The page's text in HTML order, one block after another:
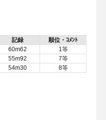
記録
順位・ｺﾒﾝﾄ
60m62
1等
55m92
7等
54m30 8等